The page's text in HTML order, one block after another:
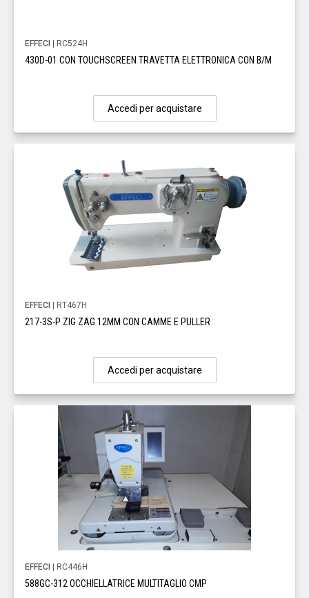
EFFECI | RC524H
430D-01 CON TOUCHSCREEN TRAVETTA ELETTRONICA CON B/M
Accedi per acquistare
EFFECI | RT467H
217-3S-P ZIG ZAG 12MM CON CAMME E PULLER
Accedi per acquistare
EFFECI | RC446H
588GC-312 OCCHIELLATRICE MULTITAGLIO CMP